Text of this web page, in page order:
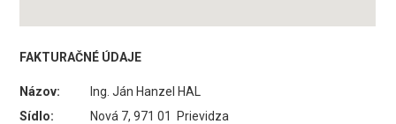
FAKTURAČNÉ ÚDAJE
Názov:
Ing. Ján Hanzel HAL
Sídlo:
Nová 7, 971 01 Prievidza